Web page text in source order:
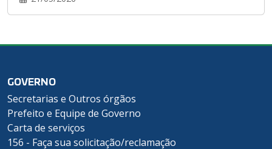
GOVERNO
Secretarias e Outros órgãos
Prefeito e Equipe de Governo
Carta de serviços
156 - Faça sua solicitação/reclamação